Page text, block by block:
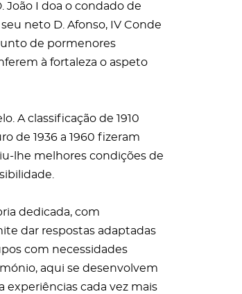
João I doa o condado de
neto D. Afonso, IV Conde
de pormenores
à fortaleza o aspeto
A classificação de 1910
de 1936 a 1960 fizeram
lhe melhores condições de
dedicada, com
dar respostas adaptadas
com necessidades
aqui se desenvolvem
cada vez mais